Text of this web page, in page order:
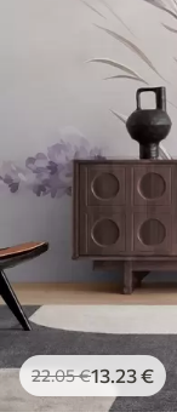
22.05€13 .23€